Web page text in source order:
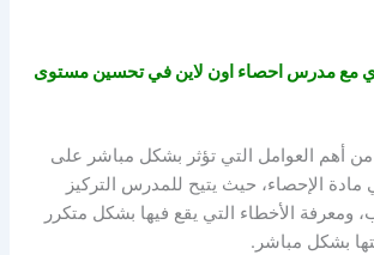
معمدرس احصاء اون لاين في تحسين مستوى
أهم العوامل التي تؤثر بشكل مباشر على
الإحصاء، حيث يتيح للمدرس التركيز
ومعرفة الأخطاء التي يقع فيها بشكل متكرر
بشكل مباشر.